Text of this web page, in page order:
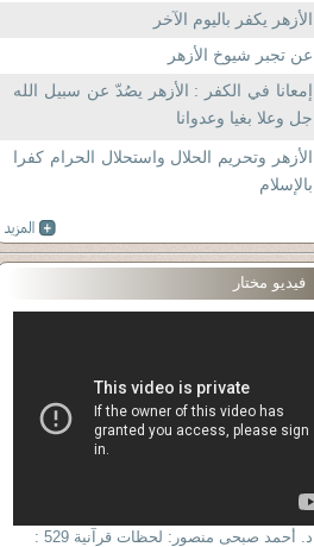
الأزهر يكفر باليوم الآخر
عن تجبر شيوخ الأزهر
إمعانا في الكفر : الأزهر يصُدّ عن سبيل الله
جل وعلا بغيا وعدوانا
الأزهر وتحريم الحلال واستحلال الحرام كفرا
بالإسلام
فيديو مختار
د. أحمد صبحى منصور: لحظات قرآنية 529 :